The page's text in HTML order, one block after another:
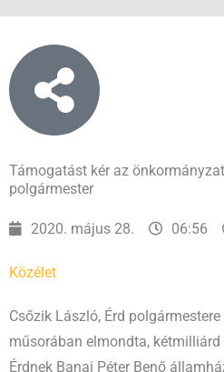
Támogatást kér az
polgármester
2020. május 28. 06:56
Közélet
Csőzik László, Érd
műsorában elmondta,
Érdnek Banai Péter Benő